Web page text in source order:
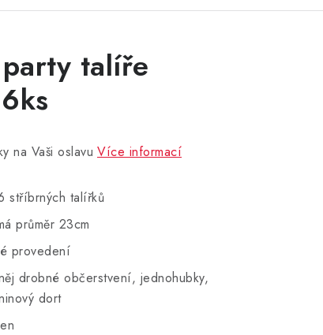
talíře
na Vaši oslavu Více informací
stříbrných talířků
průměr 23cm
provedení
drobné občerstvení, jednohubky,
dort